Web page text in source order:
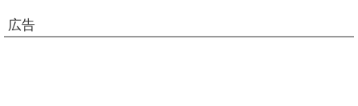
広告